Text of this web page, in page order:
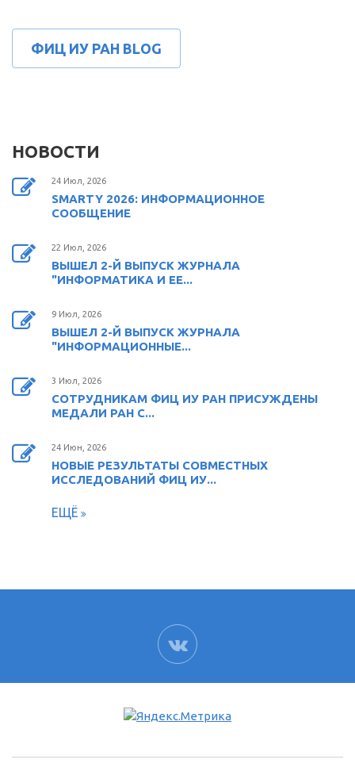
ФИЦ ИУ РАН BLOG
НОВОСТИ
24 Июл, 2026
SMARTY 2026: ИНФОРМАЦИОННОЕ
СООБЩЕНИЕ
22 Июл, 2026
ВЫШЕЛ 2-Й ВЫПУСК ЖУРНАЛА
"ИНФОРМАТИКА И ЕЕ...
9 Июл, 2026
ВЫШЕЛ 2-Й ВЫПУСК ЖУРНАЛА
"ИНФОРМАЦИОННЫЕ...
3 Июл, 2026
СОТРУДНИКАМ ФИЦ ИУ РАН ПРИСУЖДЕНЫ
МЕДАЛИ РАН С...
24 Июн, 2026
НОВЫЕ РЕЗУЛЬТАТЫ СОВМЕСТНЫХ
ИССЛЕДОВАНИЙ ФИЦ ИУ...
ЕЩЁ
ВК